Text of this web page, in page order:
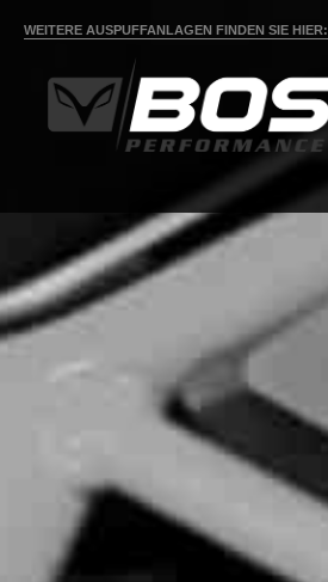
WEITERE AUSPUFFANLAGEN FINDEN SIE HIER: